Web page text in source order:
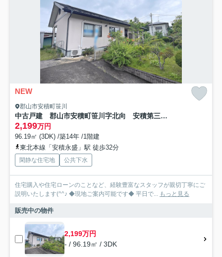
NEW
郡山市安積町笹川
中古戸建 郡山市安積町笹川字北向 安積第三小・安積第二中
2,199万円
96.19㎡ (3DK) /築14年 /1階建
東北本線「安積永盛」駅 徒歩32分
閑静な住宅地 公共下水
住宅購入や住宅ローンのことなど、経験豊富なスタッフが親切丁寧にご
説明いたします(^^♪ ◆現地ご案内可能です◆ 平日で... もっと見る
販売中の物件
2,199万円
- / 96.19㎡ / 3DK